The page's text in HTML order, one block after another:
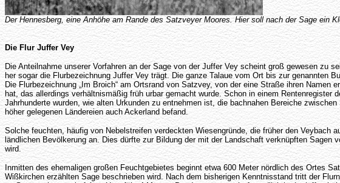
Der Hennesberg, eine Anhöhe am Rande des Satzveyer Moores. Hier soll nach der Sage ein
Die Flur Juffer Vey
Die Anteilnahme unserer Vorfahren an der Sage von der Juffer Vey scheint groß gewesen
her sogar die Flurbezeichnung Juffer Vey trägt. Die ganze Talaue vom Ort bis zur genannten
Die Flurbezeichnung „Im Broich“ am Ortsrand von Satzvey, von der eine Straße ihren
hat, das allerdings verhältnismäßig früh urbar gemacht wurde. Schon in einem
Jahrhunderte wurden, wie alten Urkunden zu entnehmen ist, die bachnahen Bereiche
höher gelegenen Ländereien auch Ackerland befand.
Solche feuchten, häufig von Nebelstreifen verdeckten Wiesengründe, die früher den
ländlichen Bevölkerung an. Dies dürfte zur Bildung der mit der Landschaft verknüpften
wird.
Inmitten des ehemaligen großen Feuchtgebietes beginnt etwa 600 Meter nördlich des Ortes
Wißkirchen erzählten Sage beschrieben wird. Nach dem bisherigen Kenntnisstand tritt der